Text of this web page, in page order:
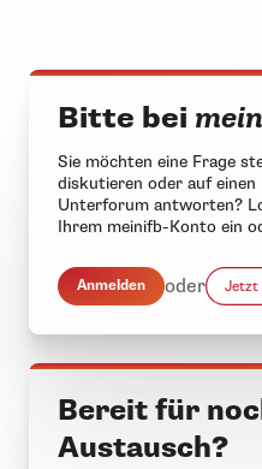
Bitte bei mein
Sie möchten eine Frage
diskutieren oder auf einen
Unterforum antworten?
Ihrem meinifb-Konto ein
Anmelden oder Jetzt
Bereit für
Austausch?